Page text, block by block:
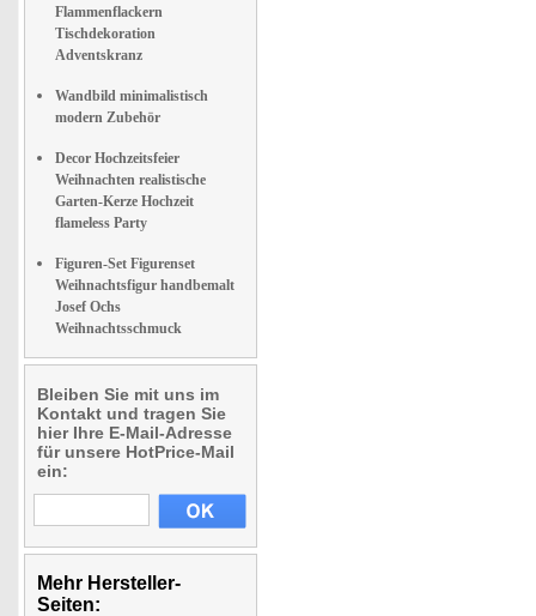
Flammenflackern
Tischdekoration
Adventskranz
Wandbild minimalistisch
modern Zubehör
Decor Hochzeitsfeier
Weihnachten realistische
Garten-Kerze Hochzeit
flameless Party
Figuren-Set Figurenset
Weihnachtsfigur handbemalt
Josef Ochs
Weihnachtsschmuck
Bleiben Sie mit uns im
Kontakt und tragen Sie
hier Ihre E-Mail-Adresse
für unsere HotPrice-Mail
ein:
Mehr Hersteller-
Seiten: